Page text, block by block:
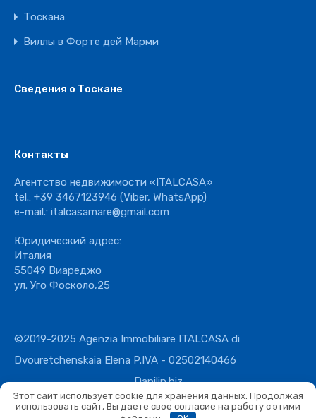
Тоскана
Виллы в Форте дей Марми
Сведения о Тоскане
Контакты
Агентство недвижимости «ITALCASA»
tel.: +39 3467123946 (Viber, WhatsApp)
e-mail.: italcasamare@gmail.com
Юридический адрес:
Италия
55049 Виареджо
ул. Уго Фосколо,25
©2019-2025 Agenzia Immobiliare ITALCASA di
Dvouretchenskaia Elena P.IVA - 02502140466
Danilin.biz
Этот сайт использует cookie для хранения данных. Продолжая
использовать сайт, Вы даете свое согласие на работу с этими